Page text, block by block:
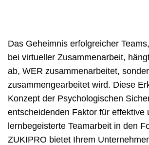
Das Geheimnis erfolgreicher
bei virtueller Zusammenarbeit,
ab, WER zusammenarbeitet,
zusammengearbeitet wird. Diese
Konzept der Psychologischen
entscheidenden Faktor für effektive
lernbegeisterte Teamarbeit in den
ZUKIPRO bietet Ihrem